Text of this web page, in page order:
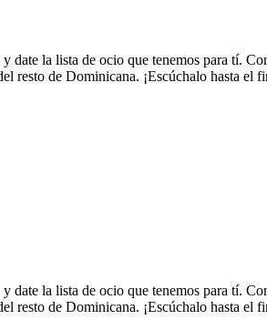
la lista de ocio que tenemos para tí.
resto de Dominicana. ¡Escúchalo hasta el
la lista de ocio que tenemos para tí.
resto de Dominicana. ¡Escúchalo hasta el